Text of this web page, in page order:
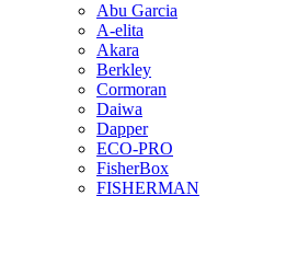
Abu Garcia
A-elita
Akara
Berkley
Cormoran
Daiwa
Dapper
ECO-PRO
FisherBox
FISHERMAN